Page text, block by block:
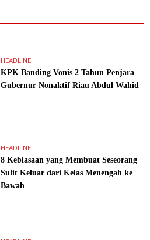
HEADLINE
KPK Banding Vonis 2 Tahun Penjara
Gubernur Nonaktif Riau Abdul Wahid
HEADLINE
8 Kebiasaan yang Membuat Seseorang
Sulit Keluar dari Kelas Menengah ke
Bawah